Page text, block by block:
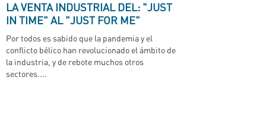
LA VENTA INDUSTRIAL DEL: "JUST
IN TIME" AL "JUST FOR ME"
Por todos es sabido que la pandemia y el
conflicto bélico han revolucionado el ámbito de
la industria, y de rebote muchos otros
sectores....